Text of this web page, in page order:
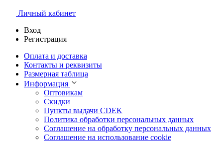
Личный кабинет
Вход
Регистрация
Оплата и доставка
Контакты и реквизиты
Размерная таблица
Информация
Оптовикам
Скидки
Пункты выдачи CDEK
Политика обработки персональных данных
Соглашение на обработку персональных данных
Соглашение на использование cookie